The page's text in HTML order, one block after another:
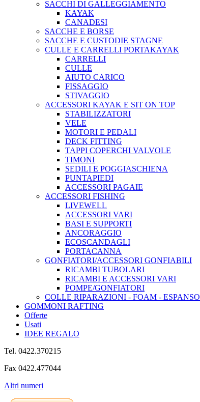
SACCHI DI GALLEGGIAMENTO
KAYAK
CANADESI
SACCHE E BORSE
SACCHE E CUSTODIE STAGNE
CULLE E CARRELLI PORTAKAYAK
CARRELLI
CULLE
AIUTO CARICO
FISSAGGIO
STIVAGGIO
ACCESSORI KAYAK E SIT ON TOP
STABILIZZATORI
VELE
MOTORI E PEDALI
DECK FITTING
TAPPI COPERCHI VALVOLE
TIMONI
SEDILI E POGGIASCHIENA
PUNTAPIEDI
ACCESSORI PAGAIE
ACCESSORI FISHING
LIVEWELL
ACCESSORI VARI
BASI E SUPPORTI
ANCORAGGIO
ECOSCANDAGLI
PORTACANNA
GONFIATORI/ACCESSORI GONFIABILI
RICAMBI TUBOLARI
RICAMBI E ACCESSORI VARI
POMPE/GONFIATORI
COLLE RIPARAZIONI - FOAM - ESPANSO
GOMMONI RAFTING
Offerte
Usati
IDEE REGALO
Tel. 0422.370215
Fax 0422.477044
Altri numeri